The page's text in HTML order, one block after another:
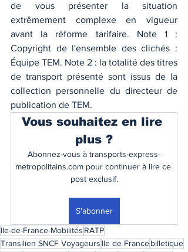
de vous présenter la situation
extrêmement complexe en vigueur
avant la réforme tarifaire. Note 1 :
Copyright de l'ensemble des clichés :
Équipe TEM. Note 2 : la totalité des titres
de transport présenté sont issus de la
collection personnelle du directeur de
publication de TEM.
Vous souhaitez en lire
plus ?
Abonnez-vous à transports-express-
metropolitains.com pour continuer à lire ce
post exclusif.
S'abonner
Ile-de-France-Mobilités RATP
Transilien SNCF Voyageurs Ile de Francebilletique